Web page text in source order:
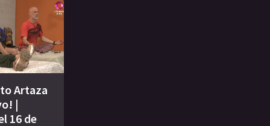
Artaza
|
16 de